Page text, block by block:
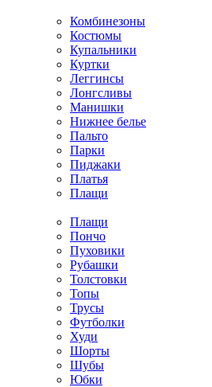
Комбинезоны
Костюмы
Купальники
Куртки
Леггинсы
Лонгсливы
Манишки
Нижнее белье
Пальто
Парки
Пиджаки
Платья
Плащи
Плащи
Пончо
Пуховики
Рубашки
Толстовки
Топы
Трусы
Футболки
Худи
Шорты
Шубы
Юбки